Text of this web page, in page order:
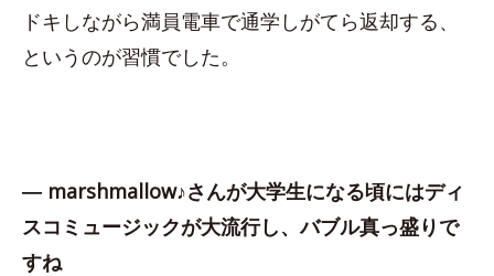
ドキしながら満員電車で通学しがてら返却する、
というのが習慣でした。
― marshmallow♪さんが大学生になる頃にはディ
スコミュージックが大流行し、バブル真っ盛りで
すね